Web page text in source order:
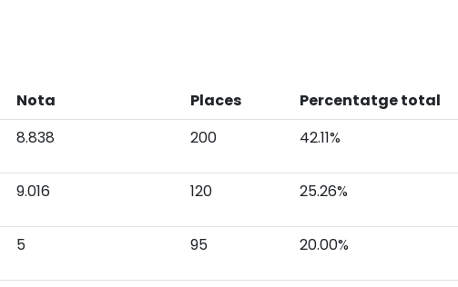
Nota Places
Percentatge total
8.838 200 42.11%
9.016 120 25.26%
5 95 20.00%